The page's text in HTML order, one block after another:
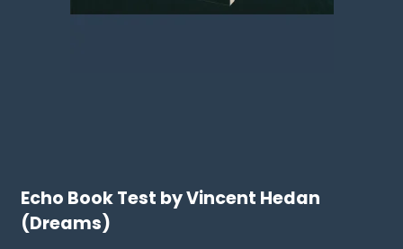
Echo Book Test by Vincent Hedan
(Dreams)